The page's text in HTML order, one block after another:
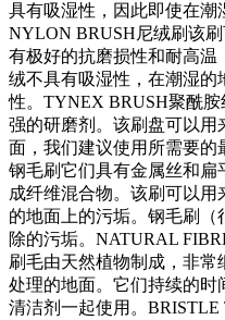
具有吸湿性，因此即使在潮
NYLON BRUSH尼绒刷该
有极好的抗磨损性和耐高温
绒不具有吸湿性，在潮湿
性。TYNEX BRUSH聚酰
强的研磨剂。该刷盘可以
面，我们建议使用所需要的
钢毛刷它们具有金属丝和扁
成纤维混合物。该刷可以
的地面上的污垢。钢毛刷
除的污垢。NATURAL
刷毛由天然植物制成，非
处理的地面。它们持续的时
清洁剂一起使用。